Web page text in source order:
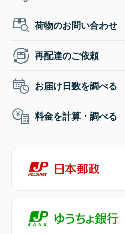
荷物のお問い合わせ
再配達のご依頼
お届け日数を調べる
料金を計算・調べる